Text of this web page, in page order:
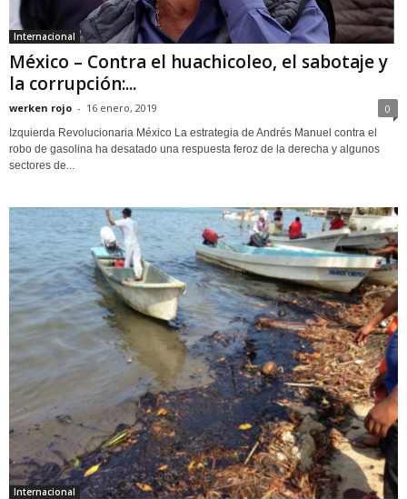
Internacional
México – Contra el huachicoleo, el sabotaje y
la corrupción:...
werken rojo - 16 enero, 2019 0
Izquierda Revolucionaria México La estrategia de Andrés Manuel contra el
robo de gasolina ha desatado una respuesta feroz de la derecha y algunos
sectores de...
Internacional